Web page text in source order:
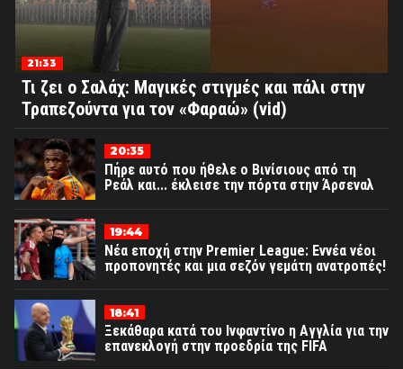
21:33
Τι ζει ο Σαλάχ: Μαγικές στιγμές και πάλι στην
Τραπεζούντα για τον «Φαραώ» (vid)
20:35
Πήρε αυτό που ήθελε ο Βινίσιους από τη
Ρεάλ και... έκλεισε την πόρτα στην Άρσεναλ
19:44
Νέα εποχή στην Premier League: Εννέα νέοι
προπονητές και μια σεζόν γεμάτη ανατροπές!
18:41
Ξεκάθαρα κατά του Ινφαντίνο η Αγγλία για την
επανεκλογή στην προεδρία της FIFA